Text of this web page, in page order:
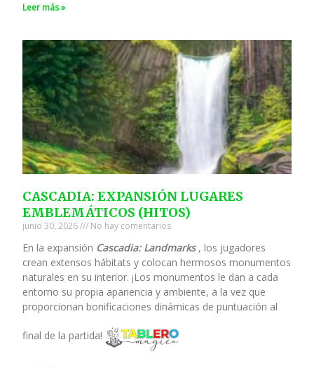
Leer más »
CASCADIA: EXPANSIÓN LUGARES
EMBLEMÁTICOS (HITOS)
junio 30, 2026 No hay comentarios
En la expansión Cascadia: Landmarks, los jugadores
crean extensos hábitats y colocan hermosos monumentos
naturales en su interior. ¡Los monumentos le dan a cada
entorno su propia apariencia y ambiente, a la vez que
proporcionan bonificaciones dinámicas de puntuación al
final de la partida!